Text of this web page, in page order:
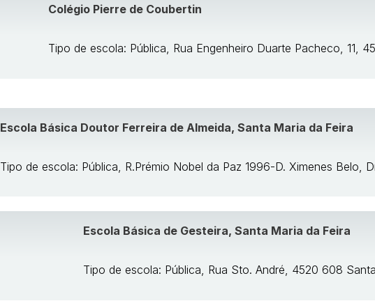
Colégio Pierre de Coubertin
Tipo de escola: Pública, Rua Engenheiro Duarte Pacheco, 11,
Escola Básica Doutor Ferreira de Almeida, Santa Maria da Feira
Tipo de escola: Pública, R.Prémio Nobel da Paz 1996-D. Ximenes Belo,
Escola Básica de Gesteira, Santa Maria da Feira
Tipo de escola: Pública, Rua Sto. André, 4520 608